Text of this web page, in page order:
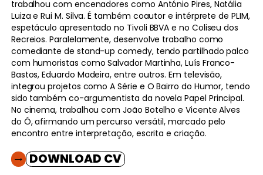
trabalhou com encenadores como António Pires, Natália
Luiza e Rui M. Silva. É também coautor e intérprete de PLIM,
espetáculo apresentado no Tivoli BBVA e no Coliseu dos
Recreios. Paralelamente, desenvolve trabalho como
comediante de stand-up comedy, tendo partilhado palco
com humoristas como Salvador Martinha, Luís Franco-
Bastos, Eduardo Madeira, entre outros. Em televisão,
integrou projetos como A Série e O Bairro do Humor, tendo
sido também co-argumentista da novela Papel Principal.
No cinema, trabalhou com João Botelho e Vicente Alves
do Ó, afirmando um percurso versátil, marcado pelo
encontro entre interpretação, escrita e criação.
DOWNLOAD CV